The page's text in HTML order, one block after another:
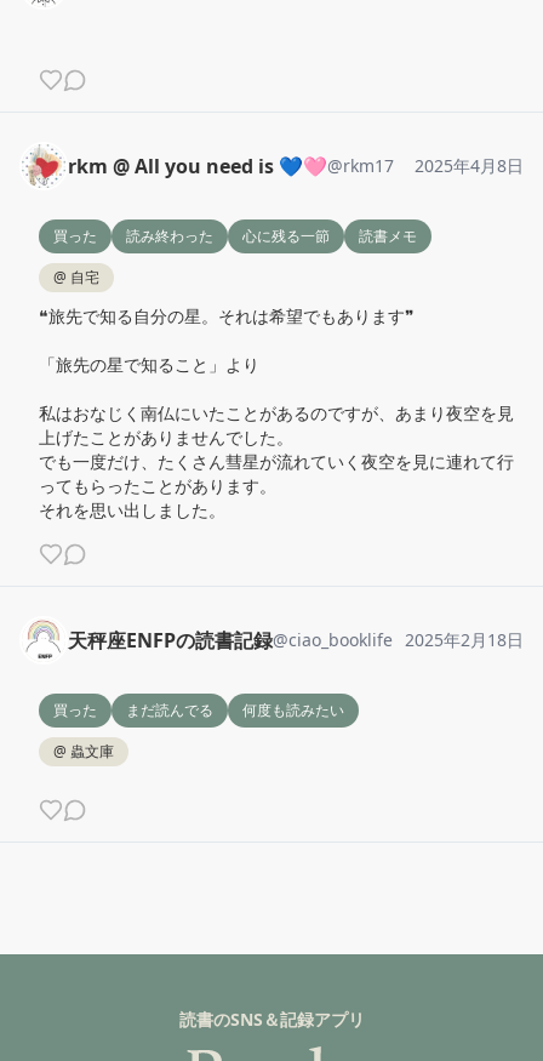
rkm @ All you need is 💙🩷️@rkm17 2025年4月8日
買った 読み終わった 心に残る一節
読書メモ
@ 自宅
❝旅先で知る自分の星。それは希望でもあります❞
「旅先の星で知ること」より
私はおなじく南仏にいたことがあるのですが、あまり夜空を見
上げたことがありませんでした。
でも一度だけ、たくさん彗星が流れていく夜空を見に連れて行
ってもらったことがあります。
それを思い出しました。
天秤座ENFPの読書記録@ciao_booklife 2025年2月18日
買った まだ読んでる
何度も読みたい
@ 蟲文庫
読書のSNS＆記録アプリ